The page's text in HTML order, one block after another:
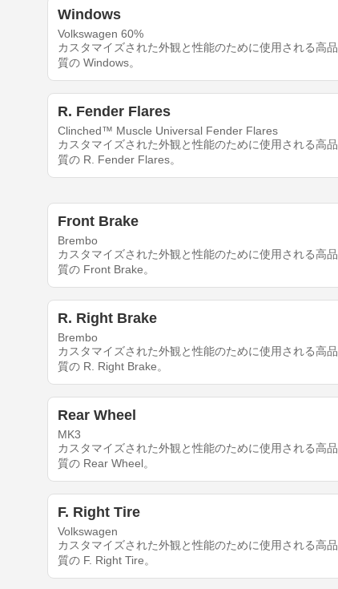
Windows
Volkswagen 60%
カスタマイズされた外観と性能のために使用される高品
質の Windows。
R. Fender Flares
Clinched™ Muscle Universal Fender Flares
カスタマイズされた外観と性能のために使用される高品
質の R. Fender Flares。
Front Brake
Brembo
カスタマイズされた外観と性能のために使用される高品
質の Front Brake。
R. Right Brake
Brembo
カスタマイズされた外観と性能のために使用される高品
質の R. Right Brake。
Rear Wheel
MK3
カスタマイズされた外観と性能のために使用される高品
質の Rear Wheel。
F. Right Tire
Volkswagen
カスタマイズされた外観と性能のために使用される高品
質の F. Right Tire。